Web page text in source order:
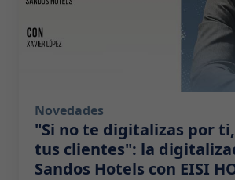
Novedades
"Si no te digitalizas por
tus clientes": la
Sandos Hotels con EISI